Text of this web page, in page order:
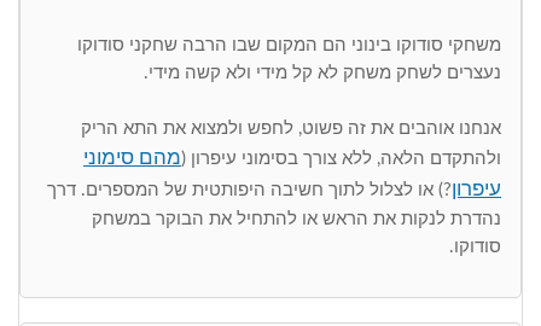
משחקי סודוקו בינוני הם המקום שבו הרבה שחקני סודוקו
נעצרים לשחק משחק לא קל מידי ולא קשה מידי.
אנחנו אוהבים את זה פשוט, לחפש ולמצוא את התא הריק
ולהתקדם הלאה, ללא צורך בסימוני עיפרון ( מהם סימוני
עיפרון ?) או לצלול לתוך חשיבה היפותטית של המספרים. דרך
נהדרת לנקות את הראש או להתחיל את הבוקר במשחק
סודוקו.